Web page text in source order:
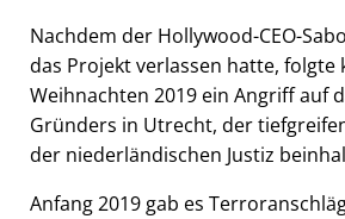
Nachdem der Hollywood-CEO-
das Projekt verlassen hatte, folgte
Weihnachten 2019 ein Angriff auf
Gründers in Utrecht, der
der niederländischen Justiz
Anfang 2019 gab es